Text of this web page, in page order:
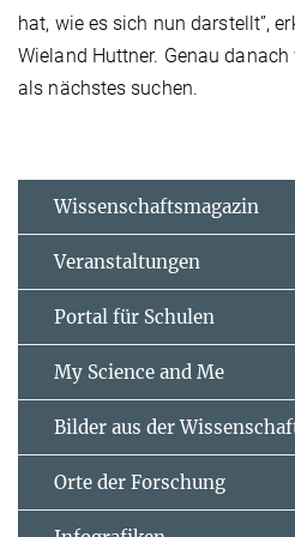
hat, wie es sich nun darstellt”,
Wieland Huttner. Genau
als nächstes suchen.
Wissenschaftsmagazin
Veranstaltungen
Portal für Schulen
My Science and Me
Bilder aus der
Orte der Forschung